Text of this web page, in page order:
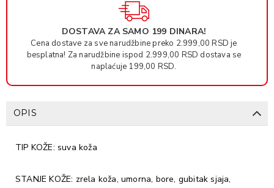
DOSTAVA ZA SAMO 199 DINARA!
Cena dostave za sve narudžbine preko 2.999,00 RSD je
besplatna! Za narudžbine ispod 2.999,00 RSD dostava se
naplaćuje 199,00 RSD.
OPIS
TIP KOŽE: suva koža
STANJE KOŽE: zrela koža, umorna, bore, gubitak sjaja,